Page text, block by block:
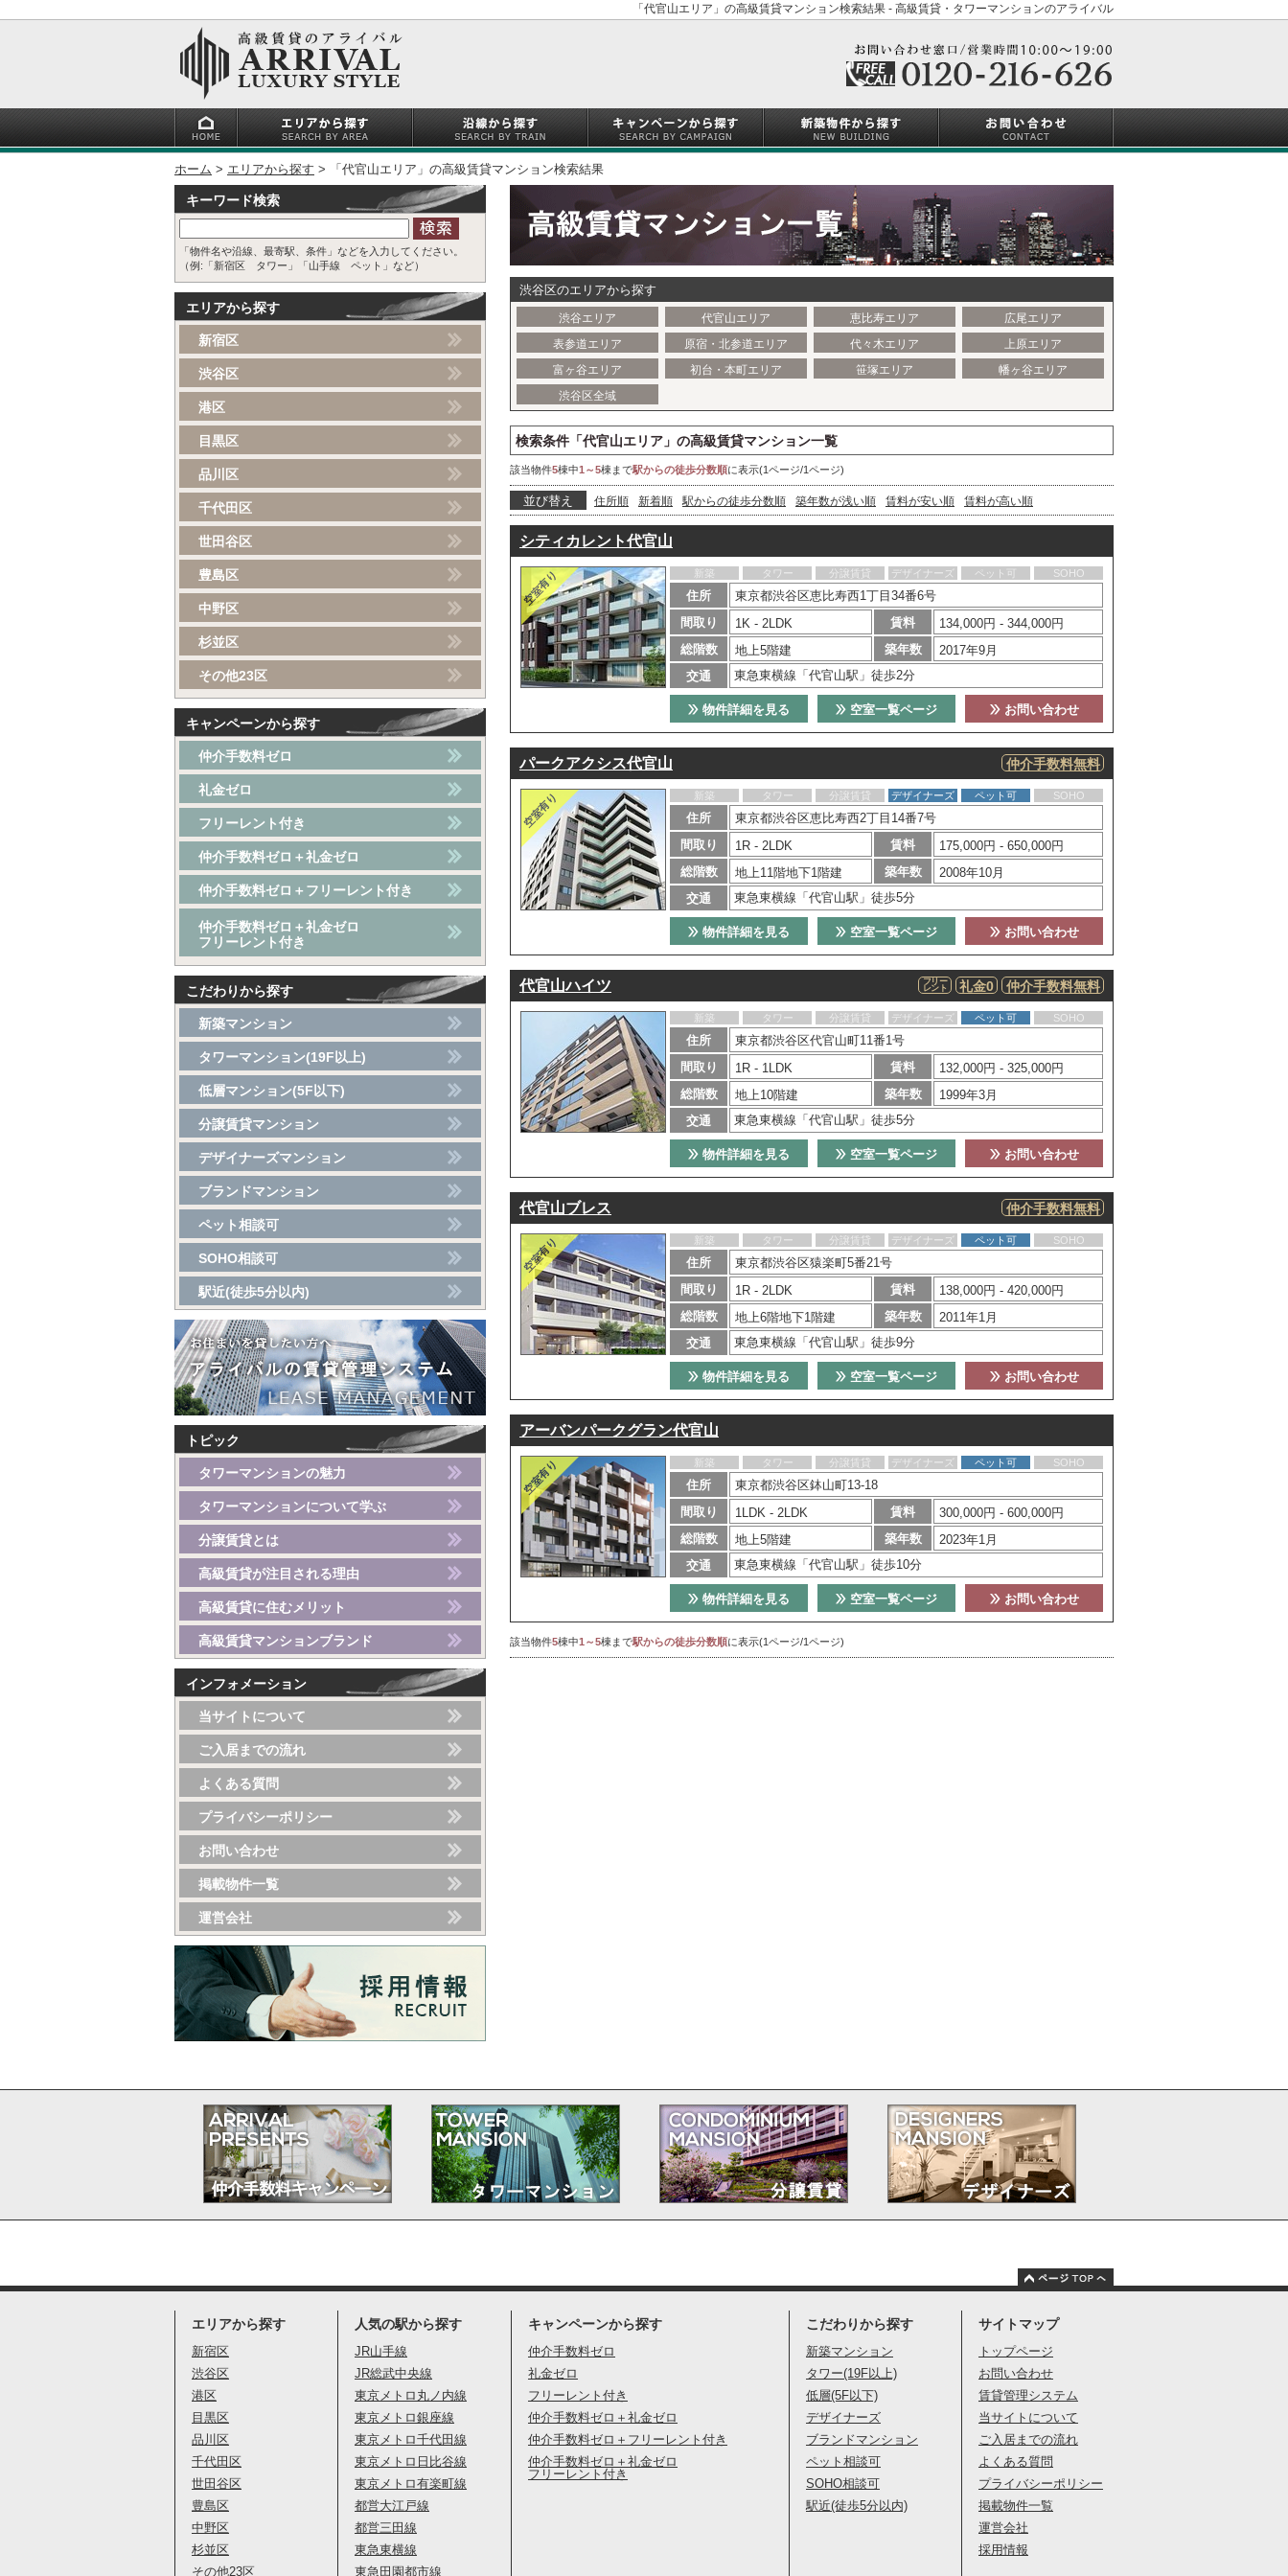
「代官山エリア」の高級賃貸マンション検索結果 - 高級賃貸・タワーマンションのアライバル
ホーム エリアから探す 「代官山エリア」の高級賃貸マンション検索結果
渋谷区のエリアから探す
渋谷エリア 代官山エリア 恵比寿エリア
広尾エリア
表参道エリア
原宿・北参道エリア 代々木エリア
上原エリア
富ヶ谷エリア
初台・本町エリア 笹塚エリア
幡ヶ谷エリア
渋谷区全域
検索条件「代官山エリア」の高級賃貸マンション一覧
該当物件5棟中1～5棟まで駅からの徒歩分数順に表示(1ページ/1ページ)
並び替え 住所順 新着順 駅からの徒歩分数順 築年数が浅い順 賃料が安い順 賃料が高い順
シティカレント代官山
新築 タワー 分譲賃貸 デザイナーズ ペット可 SOHO
住所
東京都渋谷区恵比寿西1丁目34番6号
間取り
1K - 2LDK 賃料
134,000円 - 344,000円
総階数
地上5階建 築年数
2017年9月
交通
東急東横線「代官山駅」徒歩2分
お問い合わせ
空室一覧ページ
物件詳細を見る
パークアクシス代官山 仲介手数料無料
新築 タワー 分譲賃貸 デザイナーズ ペット可 SOHO
住所
東京都渋谷区恵比寿西2丁目14番7号
間取り
1R - 2LDK 賃料
175,000円 - 650,000円
総階数
地上11階地下1階建 築年数
2008年10月
交通
東急東横線「代官山駅」徒歩5分
お問い合わせ
空室一覧ページ
物件詳細を見る
代官山ハイツ 仲介手数料無料
礼金0
フリー
レント
新築 タワー 分譲賃貸 デザイナーズ ペット可 SOHO
住所
東京都渋谷区代官山町11番1号
間取り
1R - 1LDK 賃料
132,000円 - 325,000円
総階数
地上10階建 築年数
1999年3月
交通
東急東横線「代官山駅」徒歩5分
お問い合わせ
空室一覧ページ
物件詳細を見る
代官山ブレス 仲介手数料無料
新築 タワー 分譲賃貸 デザイナーズ ペット可 SOHO
住所
東京都渋谷区猿楽町5番21号
間取り
1R - 2LDK 賃料
138,000円 - 420,000円
総階数
地上6階地下1階建 築年数
2011年1月
交通
東急東横線「代官山駅」徒歩9分
お問い合わせ
空室一覧ページ
物件詳細を見る
アーバンパークグラン代官山
新築 タワー 分譲賃貸 デザイナーズ ペット可 SOHO
住所
東京都渋谷区鉢山町13-18
間取り
1LDK - 2LDK 賃料
300,000円 - 600,000円
総階数
地上5階建 築年数
2023年1月
交通
東急東横線「代官山駅」徒歩10分
お問い合わせ
空室一覧ページ
物件詳細を見る
該当物件5棟中1～5棟まで駅からの徒歩分数順に表示(1ページ/1ページ)
キーワード検索
「物件名や沿線、最寄駅、条件」などを入力してください。
（例:「新宿区 タワー」「山手線 ペット」など）
エリアから探す
新宿区
渋谷区
港区
目黒区
品川区
千代田区
世田谷区
豊島区
中野区
杉並区
その他23区
キャンペーンから探す
仲介手数料ゼロ
礼金ゼロ
フリーレント付き
仲介手数料ゼロ＋礼金ゼロ
仲介手数料ゼロ＋フリーレント付き
仲介手数料ゼロ＋礼金ゼロ
フリーレント付き
こだわりから探す
新築マンション
タワーマンション(19F以上)
低層マンション(5F以下)
分譲賃貸マンション
デザイナーズマンション
ブランドマンション
ペット相談可
SOHO相談可
駅近(徒歩5分以内)
トピック
タワーマンションの魅力
タワーマンションについて学ぶ
分譲賃貸とは
高級賃貸が注目される理由
高級賃貸に住むメリット
高級賃貸マンションブランド
インフォメーション
当サイトについて
ご入居までの流れ
よくある質問
プライバシーポリシー
お問い合わせ
掲載物件一覧
運営会社
エリアから探す
新宿区
渋谷区
港区
目黒区
品川区
千代田区
世田谷区
豊島区
中野区
杉並区
その他23区
人気の駅から探す
JR山手線
JR総武中央線
東京メトロ丸ノ内線
東京メトロ銀座線
東京メトロ千代田線
東京メトロ日比谷線
東京メトロ有楽町線
都営大江戸線
都営三田線
東急東横線
東急田園都市線
キャンペーンから探す
仲介手数料ゼロ
礼金ゼロ
フリーレント付き
仲介手数料ゼロ＋礼金ゼロ
仲介手数料ゼロ＋フリーレント付き
仲介手数料ゼロ＋礼金ゼロ
フリーレント付き
こだわりから探す
新築マンション
タワー(19F以上)
低層(5F以下)
デザイナーズ
ブランドマンション
ペット相談可
SOHO相談可
駅近(徒歩5分以内)
サイトマップ
トップページ
お問い合わせ
賃貸管理システム
当サイトについて
ご入居までの流れ
よくある質問
プライバシーポリシー
掲載物件一覧
運営会社
採用情報